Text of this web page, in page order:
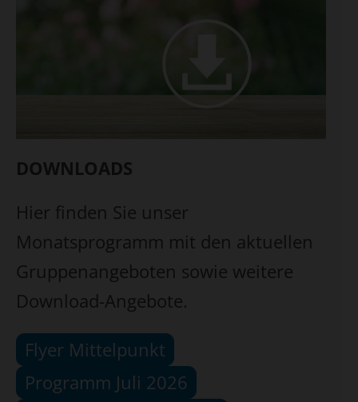
DOWNLOADS
Hier finden Sie unser
Monatsprogramm mit den aktuellen
Gruppenangeboten sowie weitere
Download-Angebote.
Flyer Mittelpunkt
Programm Juli 2026